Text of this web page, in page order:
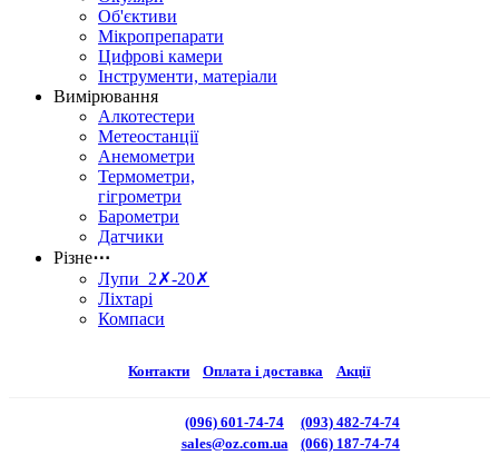
Об'єктиви
Мікропрепарати
Цифрові камери
Інструменти, матеріали
Вимірювання
Алкотестери
Метеостанції
Анемометри
Термометри,
гігрометри
Барометри
Датчики
Різне⋯
Лупи 2✗-20✗
Ліхтарі
Компаси
Контакти Оплата і доставка Акції
(096) 601-74-74
sales@oz.com.ua
(093) 482-74-74
(066) 187-74-74